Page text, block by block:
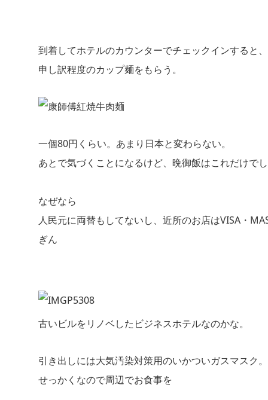
到着してホテルのカウンターでチェックインすると
申し訳程度のカップ麺をもらう。
一個80円くらい。あまり日本と変わらない。
あとで気づくことになるけど、晩御飯はこれだけで
なぜなら
人民元に両替もしてないし、近所のお店はVISA・
ぎん
古いビルをリノベしたビジネスホテルなのかな。
引き出しには大気汚染対策用のいかついガスマスク。
せっかくなので周辺でお食事を